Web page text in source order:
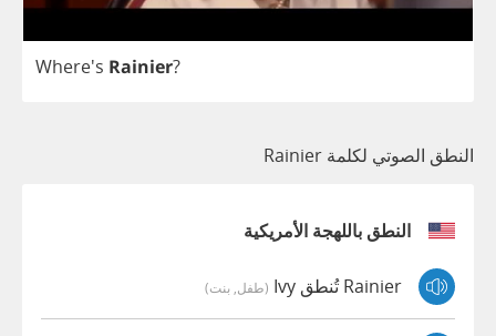
Where's Rainier?
النطق الصوتي لكلمة Rainier
النطق باللهجة الأمريكية
Rainier تُنطق Ivy (طفل, بنت)